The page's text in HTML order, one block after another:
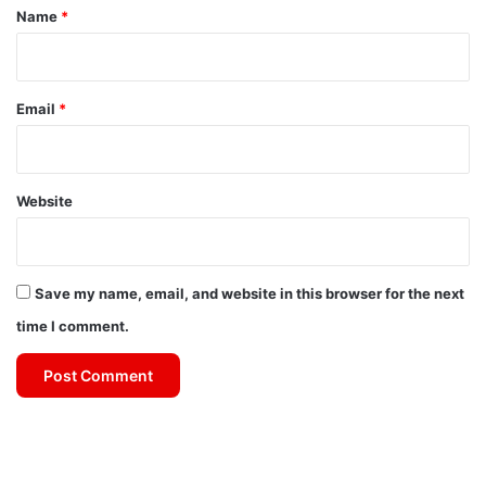
*
Name *
Email *
Website
Save my name, email, and website in this browser for the next
time I comment.